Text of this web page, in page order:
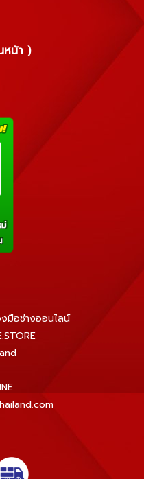
หน้า )
งมือช่างออนไลน์